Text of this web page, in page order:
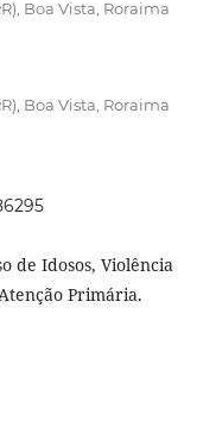
Boa Vista, Roraima
Boa Vista, Roraima
de Idosos, Violência
Primária.